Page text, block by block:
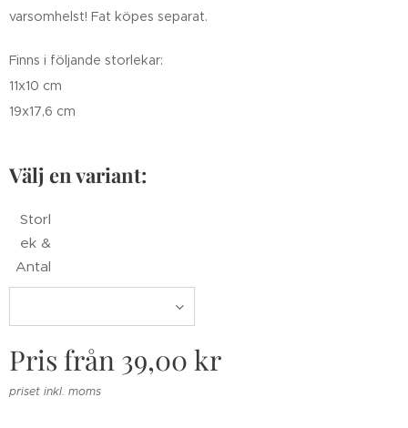
varsomhelst! Fat köpes separat.
Finns i följande storlekar:
11x10 cm
19x17,6 cm
Välj en variant:
Storl
ek &
Antal
Pris från 39,00 kr
priset inkl. moms